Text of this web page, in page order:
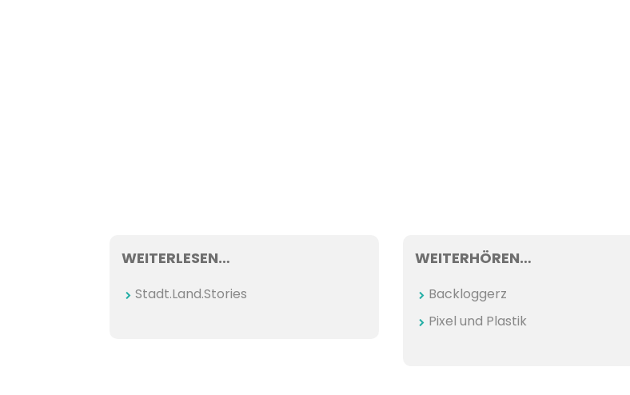
WEITERLESEN…
Stadt.Land.Stories
WEITERHÖREN…
Backloggerz
Pixel und Plastik